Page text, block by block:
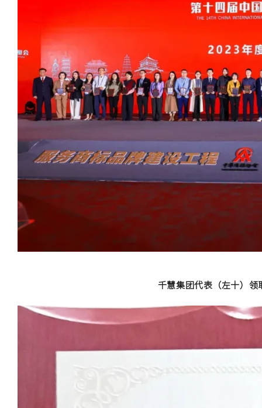
千慧集团代表（左十）